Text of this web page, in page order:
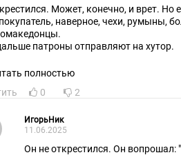
Может, конечно, и врет. Но
наверное, чехи, румыны,
патроны отправляют на хутор.
полностью
0 2
ИгорьНик
11.06.2025
Он не открестился. Он вопрошал: